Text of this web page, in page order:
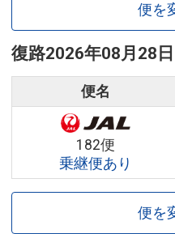
便を
復路2026年08月28日
便名
182便
乗継便あり
便を